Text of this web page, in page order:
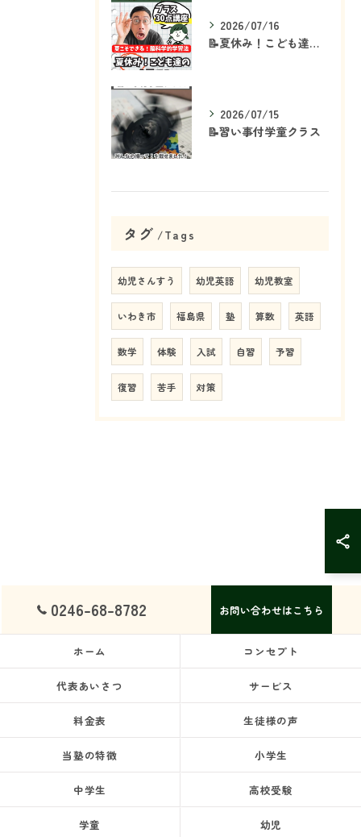
2026/07/16
📝夏休み！こども達の「ココ」を見て！👀
2026/07/15
📝習い事付学童クラス
タグ Tags
幼児さんすう 幼児英語 幼児教室
いわき市 福島県 塾 算数 英語
数学 体験 入試 自習 予習
復習 苦手 対策
0246-68-8782 お問い合わせはこちら
ホーム コンセプト
代表あいさつ サービス
料金表 生徒様の声
当塾の特徴 小学生
中学生 高校受験
学童 幼児